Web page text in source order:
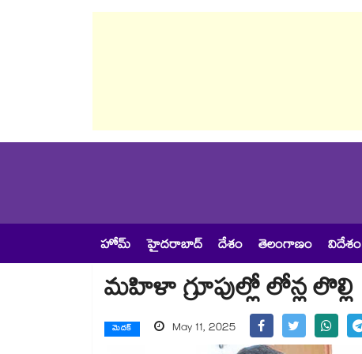
హోమ్ హైదరాబాద్ దేశం తెలంగాణం విదేశం
మహిళా గ్రూపుల్లో లోన్ల లొల్లి
మెదక్ May 11, 2025